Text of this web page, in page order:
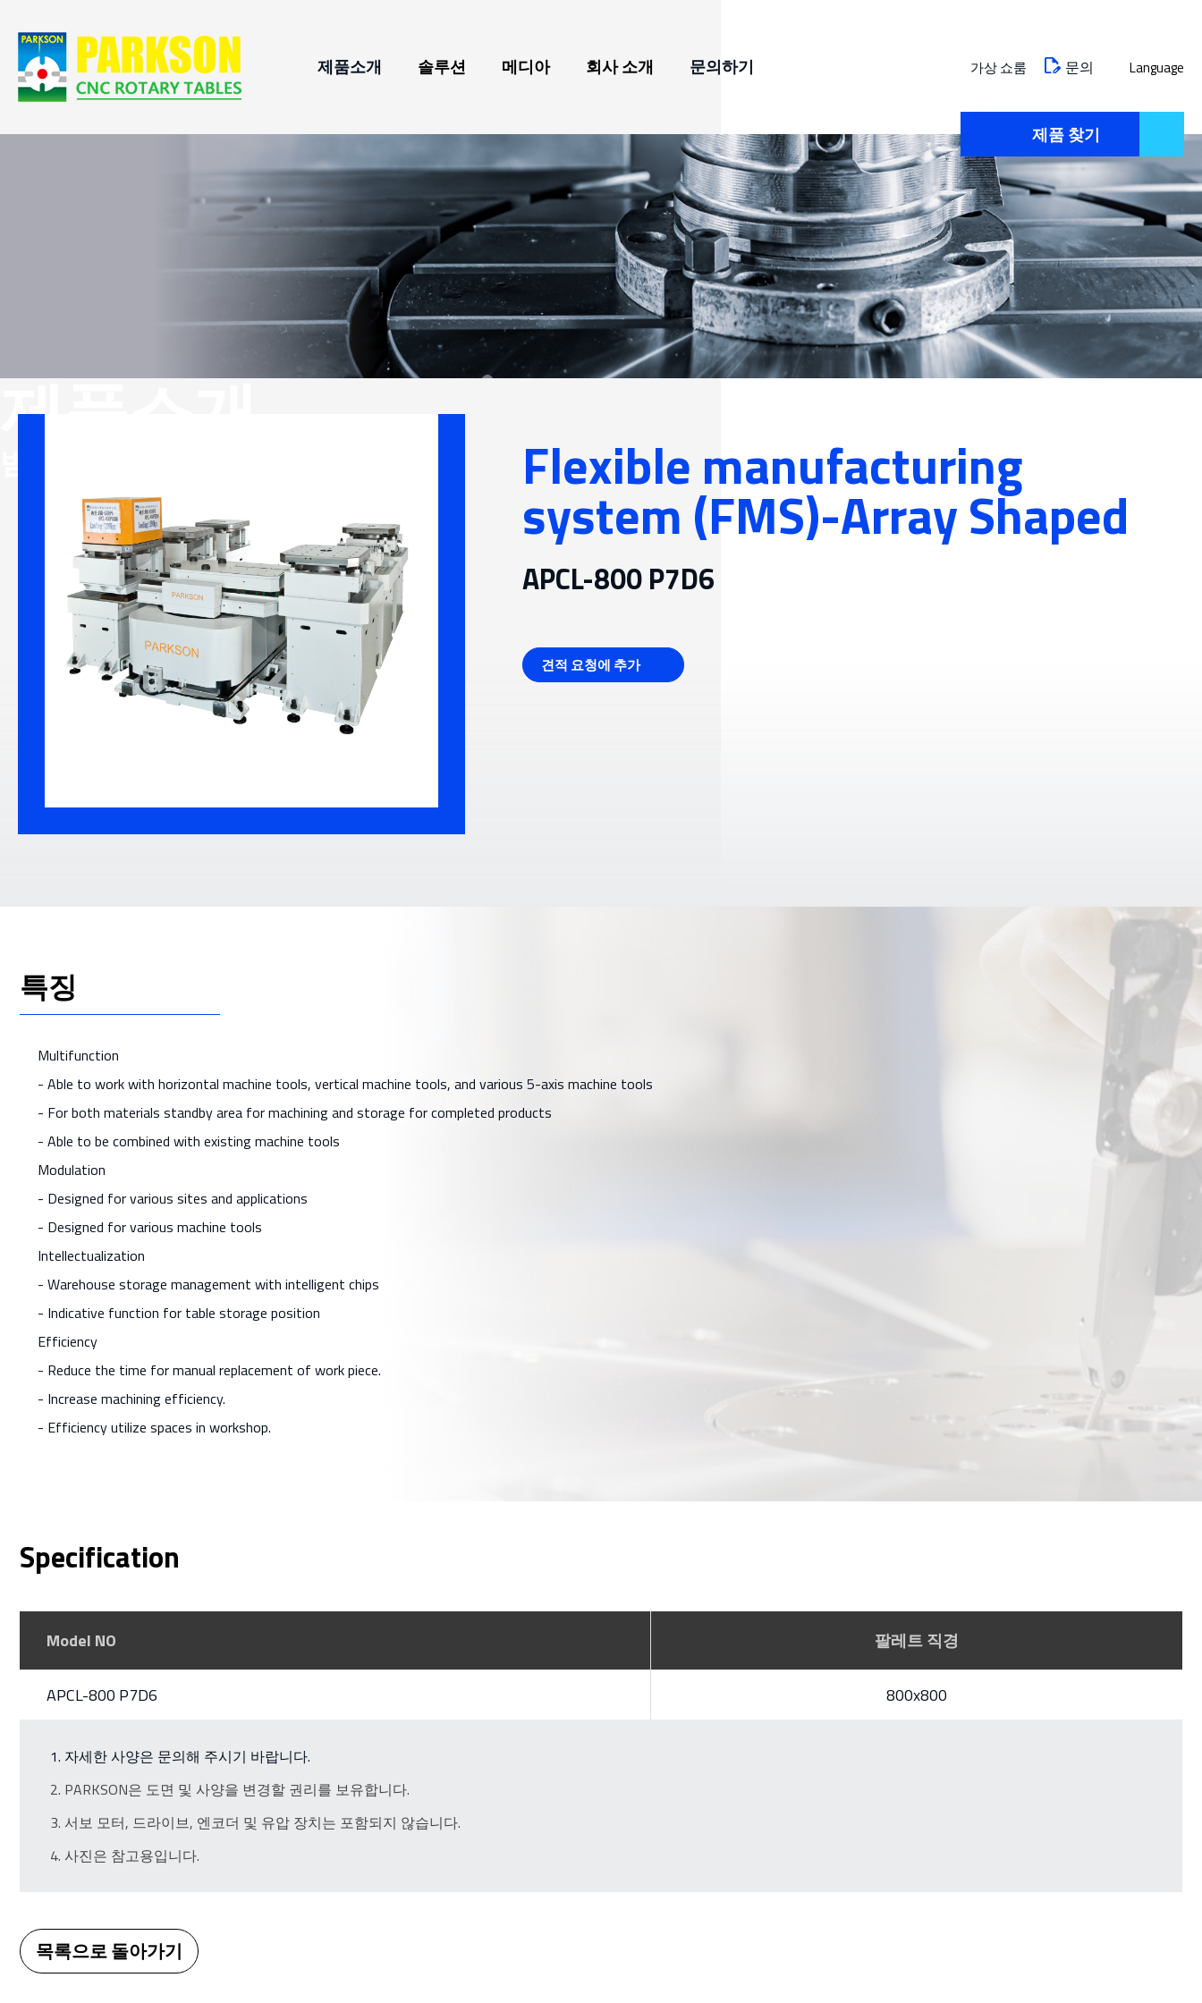
제품소개
수평형 CNC 회전 테이블
자동 팔레트 교체기
유압 인덱스 테이블
스윙 스핀들 헤드
CNC 회전 테이블 (스테인리스 스틸) - 방전 가공용
솔루션
적용분야
지원하다
항공우주 가공 및 응용
녹색 에너지 기계의 가
공 및 응용
자전거, 전기 자동차, 자
동차 및 선박 부품 가공
산업
3C 첨단 산업, 반도체 부
품
공작기계 부품 가공 산
의료 산업
메디아
브로셔
블로그
가상 쇼룸
회사 소개
수상 및 주요 성과
품질
글로벌 네트워크
문의하기 가상 쇼룸 문의 Language
제품 찾기
제품소개
Flexible manufacturing
system (FMS)-Array Shaped
APCL-800 P7D6
견적 요청에 추가
특징
Multifunction
- Able to work with horizontal machine tools, vertical machine tools, and various 5-axis machine tools
- For both materials standby area for machining and storage for completed products
- Able to be combined with existing machine tools
Modulation
- Designed for various sites and applications
- Designed for various machine tools
Intellectualization
- Warehouse storage management with intelligent chips
- Indicative function for table storage position
Efficiency
- Reduce the time for manual replacement of work piece.
- Increase machining efficiency.
- Efficiency utilize spaces in workshop.
Specification
Model NO 팔레트 직경
APCL-800 P7D6 800x800
자세한 사양은 문의해 주시기 바랍니다.
PARKSON은 도면 및 사양을 변경할 권리를 보유합니다.
서보 모터, 드라이브, 엔코더 및 유압 장치는 포함되지 않습니다.
사진은 참고용입니다.
목록으로 돌아가기